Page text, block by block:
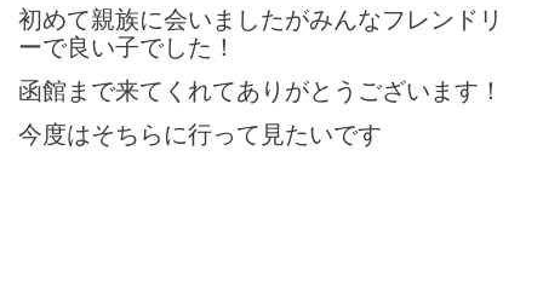
初めて親族に会いましたがみんなフレンドリ
ーで良い子でした！
函館まで来てくれてありがとうございます！
今度はそちらに行って見たいです